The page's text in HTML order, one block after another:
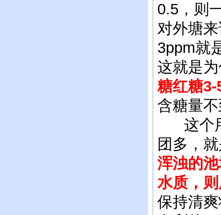
0.5，则
对外塘
3ppm就
这就是
糖红糖
含糖量
这个用
团多，
浑浊的
水质，
保持清